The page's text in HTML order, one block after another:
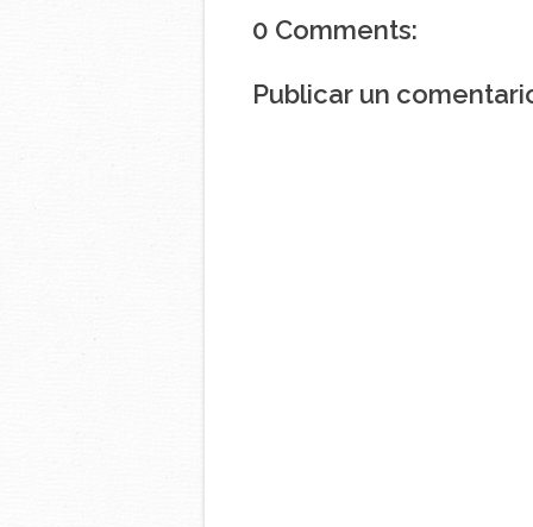
0 Comments:
Publicar un